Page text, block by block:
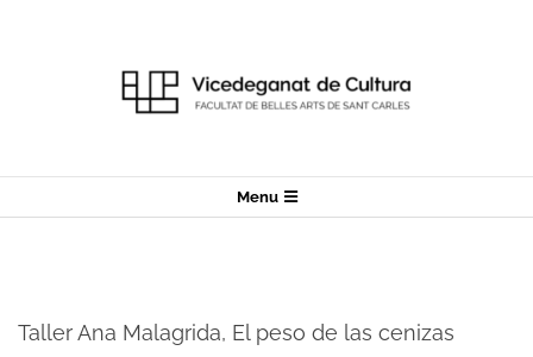
Navigation
Menu
Taller Ana Malagrida, El peso de las cenizas